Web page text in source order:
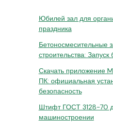
Юбилей зал для
праздника
Бетоносмесительные
строительства: Запуск
Скачать приложение
ПК: официальная
безопасность
Штифт ГОСТ 3128-70
машиностроении